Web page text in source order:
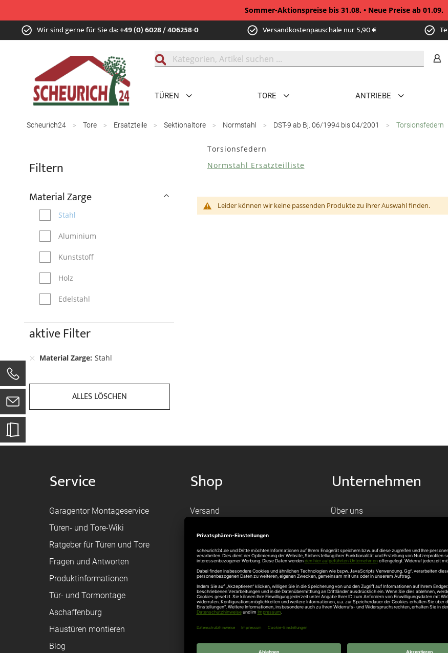
Sommer-Aktionspreise bis 31.08. • Neue Preise ab 01.09.
Zum
Inhalt Wir sind gerne für Sie da:+49 (0) 6028 / 406258-0 Versandkostenpauschale nur 5,90 €
TÜREN TORE ANTRIEBE
Scheurich24 Tore Ersatzteile Sektionaltore Normstahl DST-9 ab Bj. 06/1994 bis 04/2001 Torsionsfedern
Torsionsfedern
Normstahl Ersatzteilliste
Leider können wir keine passenden Produkte zu ihrer Auswahl finden.
aktive Filter
Material Zarge Stahl
ALLES LÖSCHEN
Filtern
Material Zarge
Stahl
Aluminium
Kunststoff
Holz
Edelstahl
Service
Garagentor Montageservice
Türen- und Tore-Wiki
Ratgeber für Türen und Tore
Fragen und Antworten
Produktinformationen
Tür- und Tormontage
Aschaffenburg
Haustüren montieren
Blog
Shop
Versand
Registrieren
Federanfrage
Toraufmaß
Montageanleitungen
Brandschutztüren
Elektrische Garagentore
Unternehmen
Über uns
Hörmann Türen
Hörmann Sektionaltor